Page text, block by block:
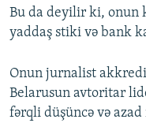
Bu da deyilir ki, onun
yaddaş stiki və bank
Onun jurnalist
Belarusun avtoritar
fərqli düşüncə və azad